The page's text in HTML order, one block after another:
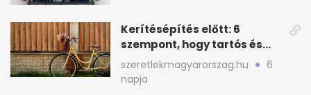
Kerítésépítés előtt: 6
szempont, hogy tartós és
praktikus legyen
szeretlekmagyarorszag.hu
6
napja